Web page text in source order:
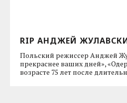
RIP АНДЖЕЙ
Польский режиссер Анджей
прекраснее ваших дней»,
возрасте 75 лет после